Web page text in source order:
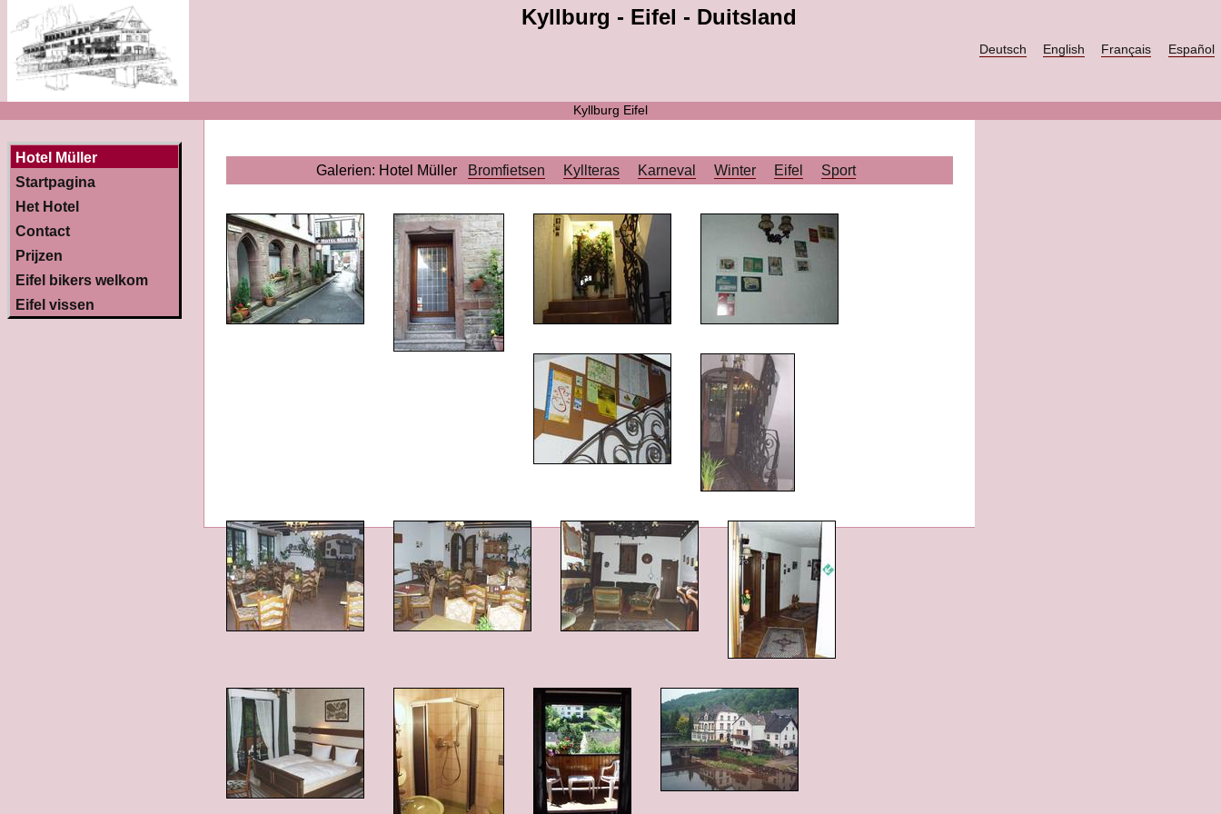
Kyllburg - Eifel - Duitsland
Deutsch English Français Español
Kyllburg Eifel
Hotel Müller
Startpagina
Het Hotel
Contact
Prijzen
Eifel bikers welkom
Eifel vissen
Galerien: Hotel Müller Bromfietsen Kyllteras Karneval Winter Eifel Sport